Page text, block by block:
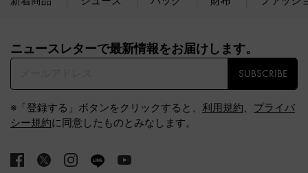
ニュースレターで最新情報をお届けします。​
SUBSCRIBE
※「登録する」ボタンをクリックすると、 利用規約、 プライバ
シー規約に同意したものとみなします。